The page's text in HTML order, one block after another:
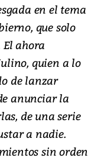
en el tema
que solo
ahora
quien a lo
de lanzar
anunciar la
de una serie
a nadie.
sin orden